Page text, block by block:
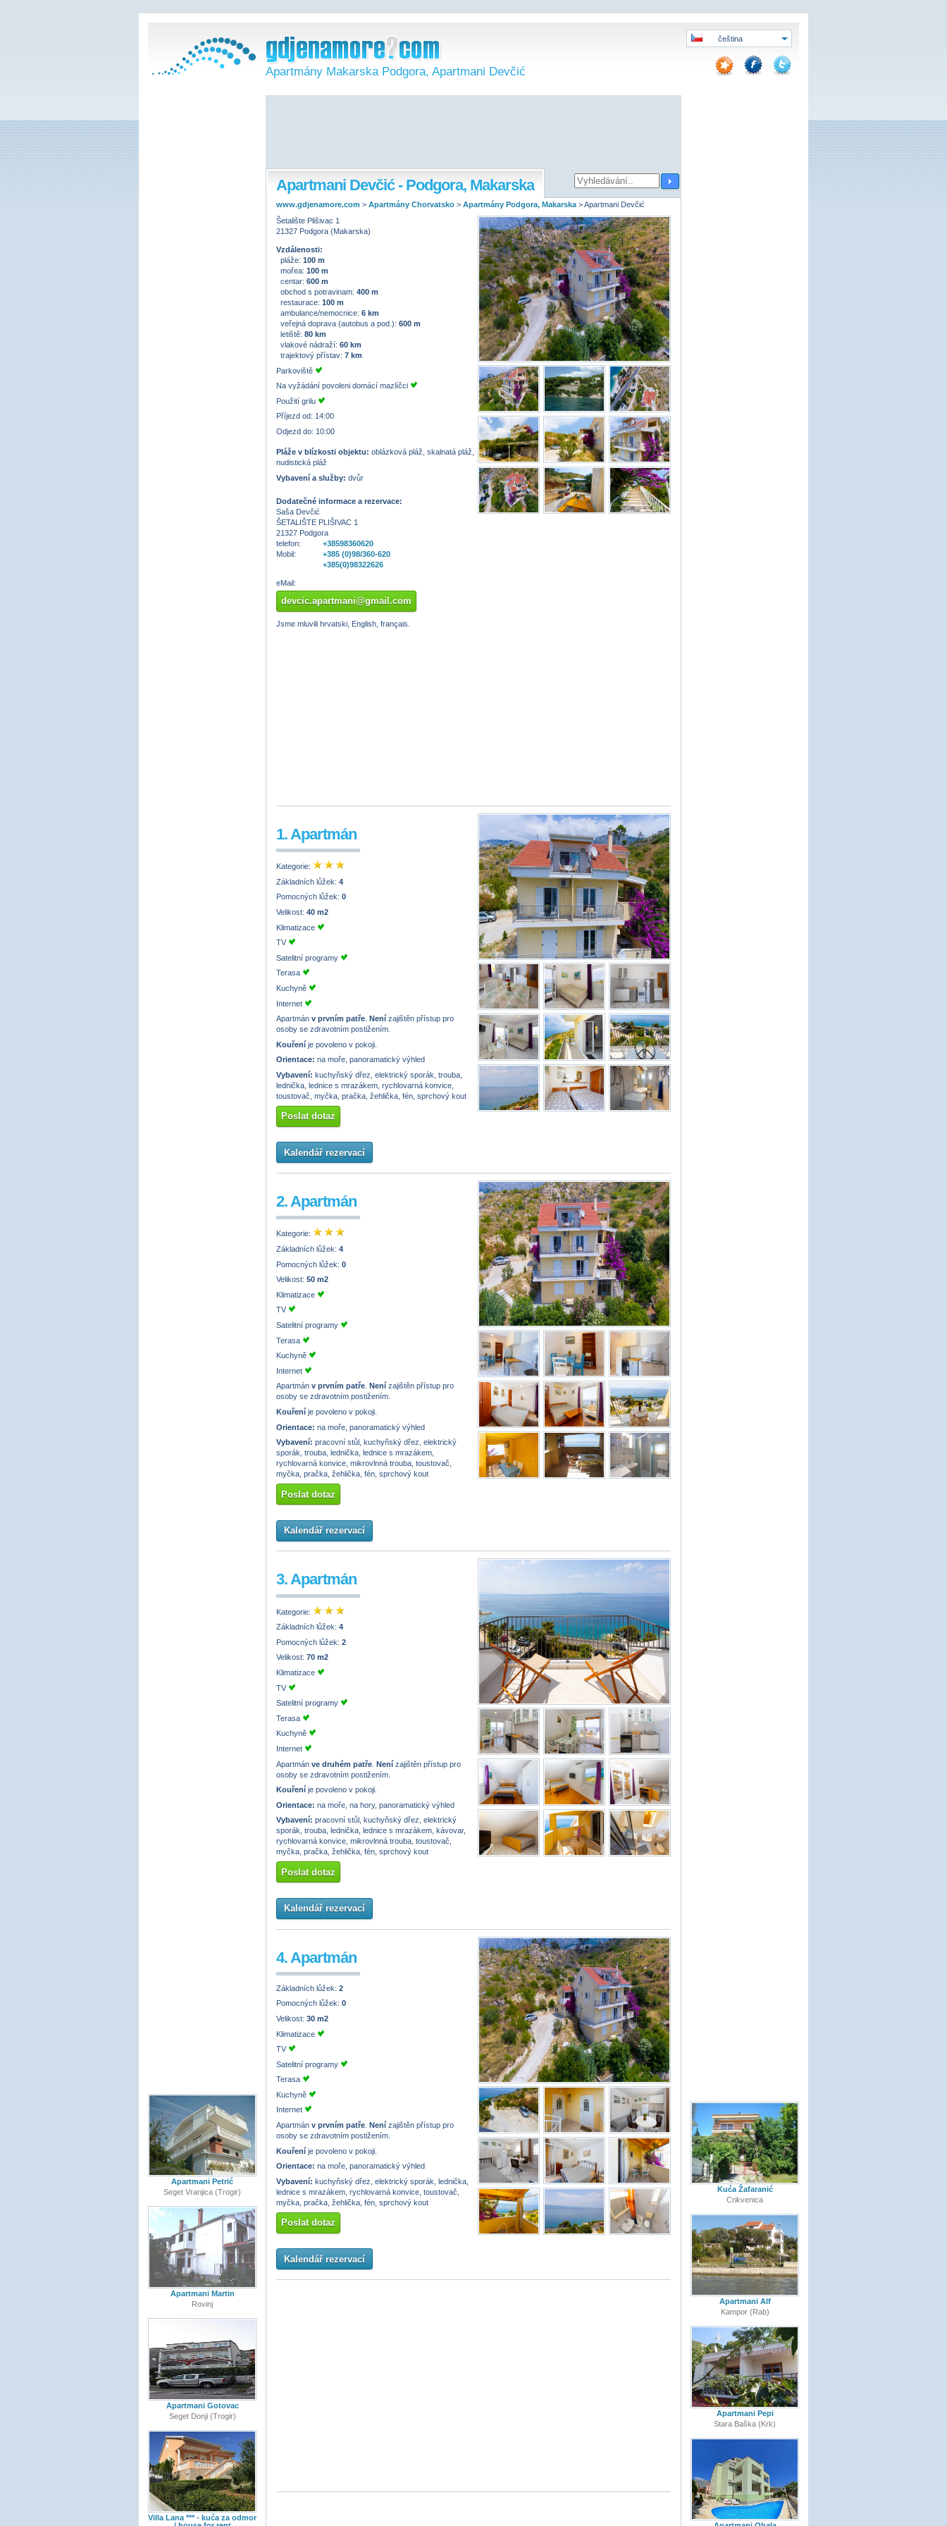
Apartmány Makarska Podgora, Apartmani Devčić
čeština
Apartmani Devčić - Podgora, Makarska
www.gdjenamore.com > Apartmány Chorvatsko > Apartmány Podgora, Makarska >Apartmani Devčić
Šetalište Plišivac 1
21327 Podgora (Makarska)
Vzdálenosti:
pláže: 100 m
mořea: 100 m
centar: 600 m
obchod s potravinam: 400 m
restaurace: 100 m
ambulance/nemocnice: 6 km
veřejná doprava (autobus a pod.): 600 m
letiště: 80 km
vlakové nádraží: 60 km
trajektový přístav: 7 km
Parkoviště
Na vyžádání povoleni domácí mazlíčci
Použití grilu
Příjezd od: 14:00
Odjezd do: 10:00
Pláže v blízkosti objektu: oblázková pláž, skalnatá pláž,
nudistická pláž
Vybavení a služby: dvůr
Dodatečné informace a rezervace:
Saša Devčić
ŠETALIŠTE PLIŠIVAC 1
21327 Podgora
telefon:
+38598360620
Mobil:
+385 (0)98/360-620
+385(0)98322626
eMail:
devcic.apartmani@gmail.com
Jsme mluvili hrvatski, English, français.
1. Apartmán
Kategorie:
Základních lůžek: 4
Pomocných lůžek: 0
Velikost: 40 m2
Klimatizace
TV
Satelitní programy
Terasa
Kuchyně
Internet
Apartmán v prvním patře Není zajištěn přístup pro
osoby se zdravotním postižením.
Kouření je povoleno v pokoji.
Orientace: na moře, panoramatický výhled
Vybavení: kuchyňský dřez, elektrický sporák, trouba,
lednička, lednice s mrazákem, rychlovarná konvice,
toustovač, myčka, pračka, žehlička, fén, sprchový kout
Poslat dotaz
Kalendář rezervací
2. Apartmán
Kategorie:
Základních lůžek: 4
Pomocných lůžek: 0
Velikost: 50 m2
Klimatizace
TV
Satelitní programy
Terasa
Kuchyně
Internet
Apartmán v prvním patře Není zajištěn přístup pro
osoby se zdravotním postižením.
Kouření je povoleno v pokoji.
Orientace: na moře, panoramatický výhled
Vybavení: pracovní stůl, kuchyňský dřez, elektrický
sporák, trouba, lednička, lednice s mrazákem,
rychlovarná konvice, mikrovlnná trouba, toustovač,
myčka, pračka, žehlička, fén, sprchový kout
Poslat dotaz
Kalendář rezervací
3. Apartmán
Kategorie:
Základních lůžek: 4
Pomocných lůžek: 2
Velikost: 70 m2
Klimatizace
TV
Satelitní programy
Terasa
Kuchyně
Internet
Apartmán ve druhém patře Není zajištěn přístup pro
osoby se zdravotním postižením.
Kouření je povoleno v pokoji.
Orientace: na moře, na hory, panoramatický výhled
Vybavení: pracovní stůl, kuchyňský dřez, elektrický
sporák, trouba, lednička, lednice s mrazákem, kávovar,
rychlovarná konvice, mikrovlnná trouba, toustovač,
myčka, pračka, žehlička, fén, sprchový kout
Poslat dotaz
Kalendář rezervací
4. Apartmán
Základních lůžek: 2
Pomocných lůžek: 0
Velikost: 30 m2
Klimatizace
TV
Satelitní programy
Terasa
Kuchyně
Internet
Apartmán v prvním patře Není zajištěn přístup pro
osoby se zdravotním postižením.
Kouření je povoleno v pokoji.
Orientace: na moře, panoramatický výhled
Vybavení: kuchyňský dřez, elektrický sporák, lednička,
lednice s mrazákem, rychlovarná konvice, toustovač,
myčka, pračka, žehlička, fén, sprchový kout
Poslat dotaz
Kalendář rezervací
Apartmani Petrić
Seget Vranjica (Trogir)
Apartmani Martin
Rovinj
Apartmani Gotovac
Seget Donji (Trogir)
Villa Lana *** - kuća za odmor
Kuća Žafaranić
Crikvenica
Apartmani Alf
Kampor (Rab)
Apartmani Pepi
Stara Baška (Krk)